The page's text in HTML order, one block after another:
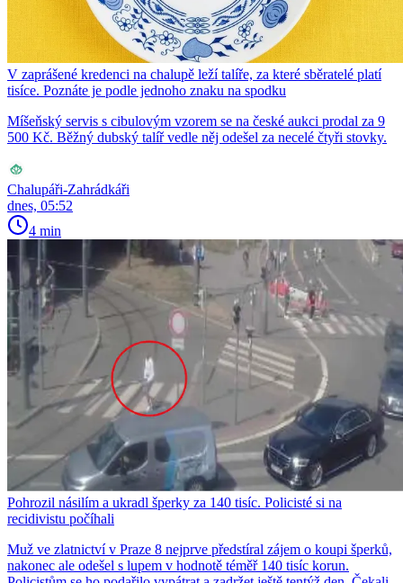
V zaprášené kredenci na chalupě leží talíře, za které sběratelé platí
tisíce. Poznáte je podle jednoho znaku na spodku
Míšeňský servis s cibulovým vzorem se na české aukci prodal za 9
500 Kč. Běžný dubský talíř vedle něj odešel za necelé čtyři stovky.
Chalupáři-Zahrádkáři
dnes, 05:52
4 min
Pohrozil násilím a ukradl šperky za 140 tisíc. Policisté si na
recidivistu počíhali
Muž ve zlatnictví v Praze 8 nejprve předstíral zájem o koupi šperků,
nakonec ale odešel s lupem v hodnotě téměř 140 tisíc korun.